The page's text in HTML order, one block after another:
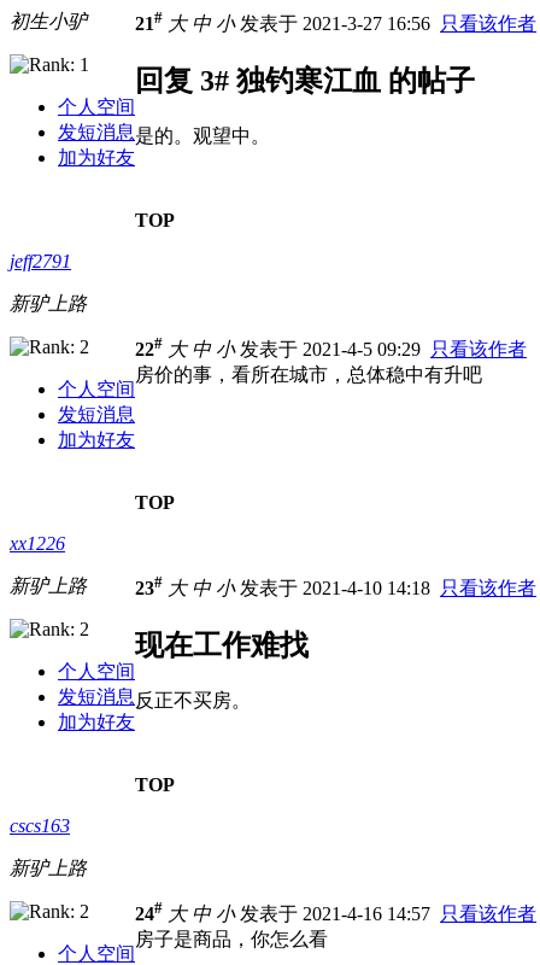
初生小驴
个人空间
发短消息
加为好友
21# 大 中 小发表于 2021-3-27 16:56 只看该作者
回复 3# 独钓寒江血 的帖子
是的。观望中。
TOP
jeff2791
新驴上路
个人空间
发短消息
加为好友
22# 大 中 小发表于 2021-4-5 09:29 只看该作者
房价的事，看所在城市，总体稳中有升吧
TOP
xx1226
新驴上路
个人空间
发短消息
加为好友
23# 大 中 小发表于 2021-4-10 14:18 只看该作者
现在工作难找
反正不买房。
TOP
cscs163
新驴上路
个人空间
24# 大 中 小发表于 2021-4-16 14:57 只看该作者
房子是商品，你怎么看